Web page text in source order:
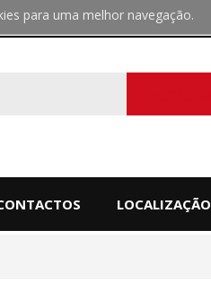
para uma melhor navegação.
LOCALIZAÇÃO